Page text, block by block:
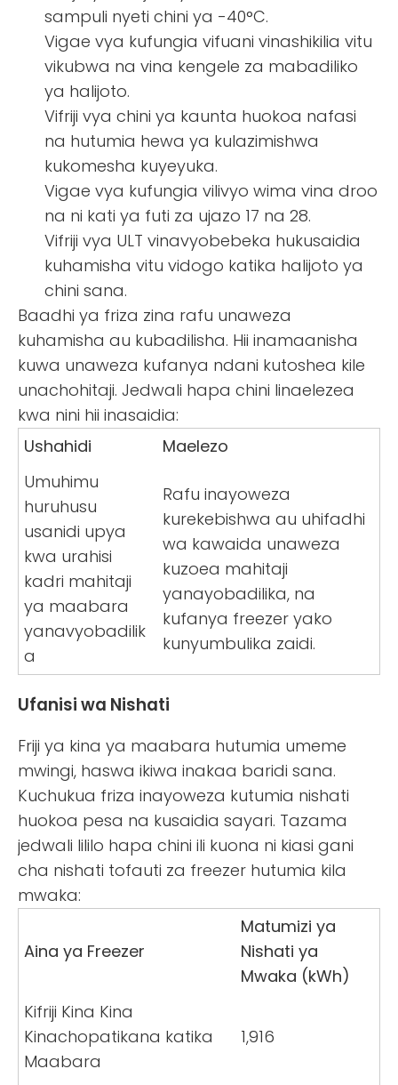
sampuli nyeti chini ya -40°C.
Vigae vya kufungia vifuani vinashikilia vitu
vikubwa na vina kengele za mabadiliko
ya halijoto.
Vifriji vya chini ya kaunta huokoa nafasi
na hutumia hewa ya kulazimishwa
kukomesha kuyeyuka.
Vigae vya kufungia vilivyo wima vina droo
na ni kati ya futi za ujazo 17 na 28.
Vifriji vya ULT vinavyobebeka hukusaidia
kuhamisha vitu vidogo katika halijoto ya
chini sana.
Baadhi ya friza zina rafu unaweza
kuhamisha au kubadilisha. Hii inamaanisha
kuwa unaweza kufanya ndani kutoshea kile
unachohitaji. Jedwali hapa chini linaelezea
kwa nini hii inasaidia:
Ushahidi
Maelezo
Umuhimu
huruhusu
usanidi upya
kwa urahisi
kadri mahitaji
ya maabara
yanavyobadilik
a
Rafu inayoweza
kurekebishwa au uhifadhi
wa kawaida unaweza
kuzoea mahitaji
yanayobadilika, na
kufanya freezer yako
kunyumbulika zaidi.
Ufanisi wa Nishati
Friji ya kina ya maabara hutumia umeme
mwingi, haswa ikiwa inakaa baridi sana.
Kuchukua friza inayoweza kutumia nishati
huokoa pesa na kusaidia sayari. Tazama
jedwali lililo hapa chini ili kuona ni kiasi gani
cha nishati tofauti za freezer hutumia kila
mwaka:
Aina ya Freezer
Matumizi ya
Nishati ya
Mwaka (kWh)
Kifriji Kina Kina
Kinachopatikana katika
Maabara
1,916